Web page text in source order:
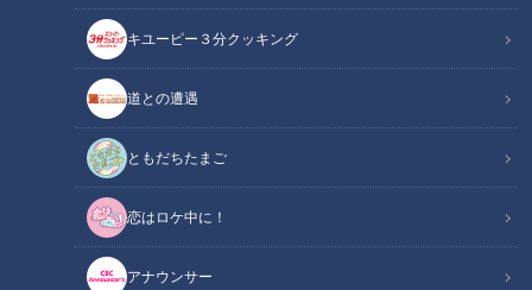
キユーピー３分クッキング
道との遭遇
ともだちたまご
恋はロケ中に！
アナウンサー
この記事の画像（全12枚）